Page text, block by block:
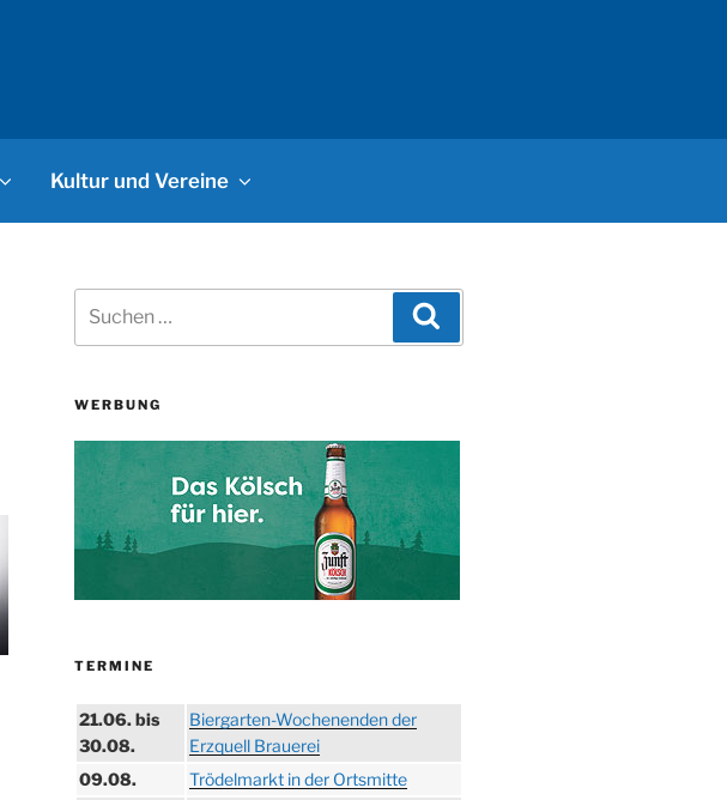
Kultur und Vereine
nach:
WERBUNG
TERMINE
21.06. bis
30.08.
Biergarten-Wochenenden der
Erzquell Brauerei
09.08.
Trödelmarkt in der Ortsmitte